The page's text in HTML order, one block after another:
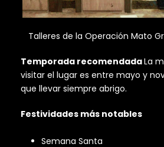
Talleres de la Operación Mato
Temporada recomendadaLa
visitar el lugar es entre mayo y
que llevar siempre abrigo.
Festividades más notables
Semana Santa